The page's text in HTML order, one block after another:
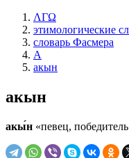
ΛΓΩ
этимологические
словарь Фасмера
А
акын
акын
акы́н «певец,